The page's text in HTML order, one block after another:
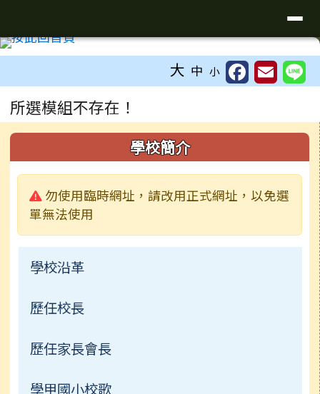
臺南市學甲區學甲國小全球資訊網
大 中 小
主內容區域
所選模組不存在！
左邊區域內容 學校簡介
警告:
勿使用臨時網址，請改用正式網址，以免選
單無法使用
學校沿革
歷任校長
歷任家長會長
學甲國小校歌
頁尾區域